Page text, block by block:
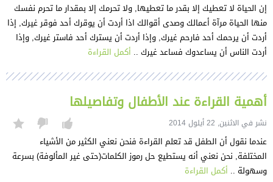
إن الحياة لا تعطيك إلا بقدر ما تعطيها, ولا تحرمك إلا بمقدار ما تحرم نفسك
منها الحياة مرآة أعمالك وصدى أقوالك اذا أردت أن يوقرك أحد فوقر غيرك, إذا
أردت أن يرحمك أحد فارحم غيرك, وإذا أردت أن يسترك أحد فاستر غيرك, وإذا
أردت الناس أن يساعدوك فساعد غيرك .. أكمل القراءة
أهمية القراءة عند الأطفال وتفاصيلها
نشر في الاثنين, 22 أيلول 2014
عندما نقول أن الطفل قد تعلم القراءة فنحن نعني الكثير من الأشياء
المختلفة, نحن نعني أنه يستطيع حل رموز الكلمات(حتى غير المألوفة) بسرعة
وسهولة .. أكمل القراءة